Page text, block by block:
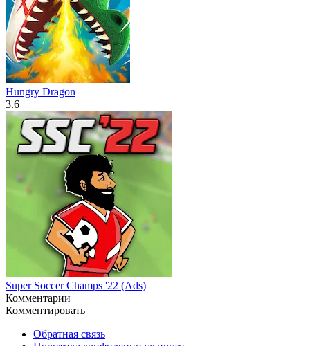
Hungry Dragon
3.6
Super Soccer Champs '22 (Ads)
Комментарии
Комментировать
Обратная связь